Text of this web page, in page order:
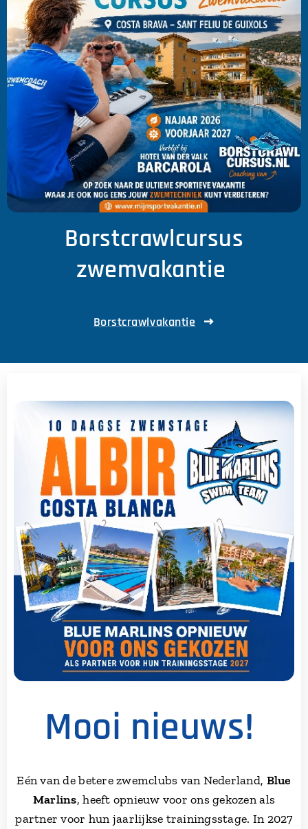
Borstcrawlcursus
zwemvakantie
Borstcrawlvakantie
Mooi nieuws!
Eén van de betere zwemclubs van Nederland, Blue
Marlins, heeft opnieuw voor ons gekozen als
partner voor hun jaarlijkse trainingsstage. In 2027